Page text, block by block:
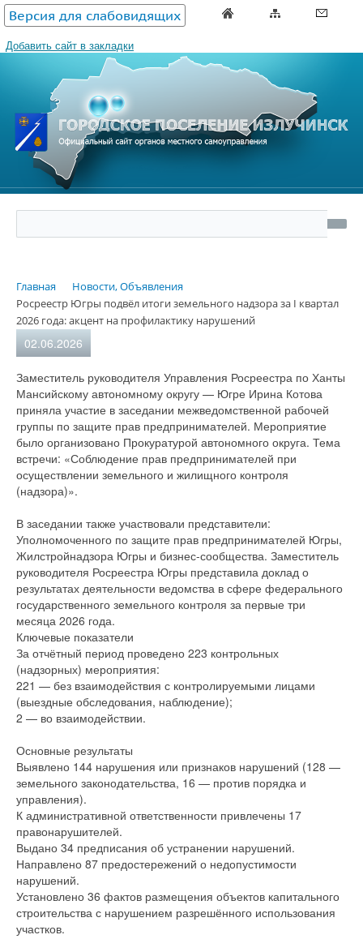
Версия для слабовидящих
Добавить сайт в закладки
Главная
Новости, Объявления
Росреестр Югры подвёл итоги земельного надзора за I квартал
2026 года: акцент на профилактику нарушений
02.06.2026
Заместитель руководителя Управления Росреестра по Ханты
Мансийскому автономному округу — Югре Ирина Котова
приняла участие в заседании межведомственной рабочей
группы по защите прав предпринимателей. Мероприятие
было организовано Прокуратурой автономного округа. Тема
встречи: «Соблюдение прав предпринимателей при
осуществлении земельного и жилищного контроля
(надзора)».
В заседании также участвовали представители:
Уполномоченного по защите прав предпринимателей Югры,
Жилстройнадзора Югры и бизнес-сообщества. Заместитель
руководителя Росреестра Югры представила доклад о
результатах деятельности ведомства в сфере федерального
государственного земельного контроля за первые три
месяца 2026 года.
Ключевые показатели
За отчётный период проведено 223 контрольных
(надзорных) мероприятия:
221 — без взаимодействия с контролируемыми лицами
(выездные обследования, наблюдение);
2 — во взаимодействии.
Основные результаты
Выявлено 144 нарушения или признаков нарушений (128 —
земельного законодательства, 16 — против порядка и
управления).
К административной ответственности привлечены 17
правонарушителей.
Выдано 34 предписания об устранении нарушений.
Направлено 87 предостережений о недопустимости
нарушений.
Установлено 36 фактов размещения объектов капитального
строительства с нарушением разрешённого использования
участков.